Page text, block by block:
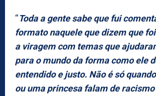
“Toda a gente sabe que fui
formato naquele que dizem que
a viragem com temas que
para o mundo da forma como ele
entendido e justo. Não é só
ou uma princesa falam de racismo